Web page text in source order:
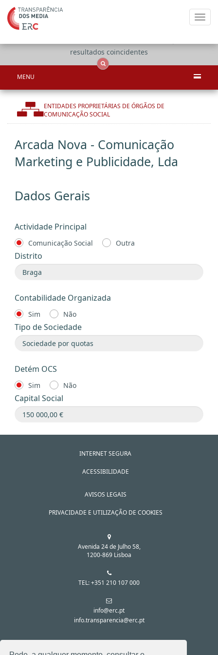
resultados coincidentes
MENU
ENTIDADES PROPRIETÁRIAS DE ÓRGÃOS DE
COMUNICAÇÃO SOCIAL
Arcada Nova - Comunicação
Marketing e Publicidade, Lda
Dados Gerais
Actividade Principal
Comunicação Social Outra
Distrito
Contabilidade Organizada
Sim Não
Tipo de Sociedade
Detém OCS
Sim Não
Capital Social
INTERNET SEGURA
ACESSIBILIDADE
AVISOS LEGAIS
PRIVACIDADE E UTILIZAÇÃO DE COOKIES
Avenida 24 de Julho 58,
1200-869 Lisboa
TEL: +351 210 107 000
info@erc.pt
info.transparencia@erc.pt